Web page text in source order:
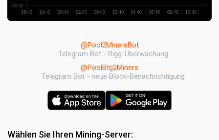
16:40 18:40 20:40 22:40 00:40 02:40 04:40 06:40 08:40 10:40
30.00
@Pool2MinersBot
Telegram Bot - Rigg-Überwachung
@PoolBtg2Miners
Telegram Bot - neue Block-Benachrichtigung
Wählen Sie Ihren Mining-Server: